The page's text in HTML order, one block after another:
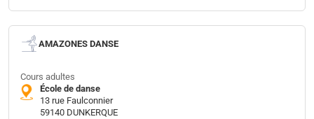
AMAZONES DANSE
Cours adultes
École de danse
13 rue Faulconnier
59140 DUNKERQUE